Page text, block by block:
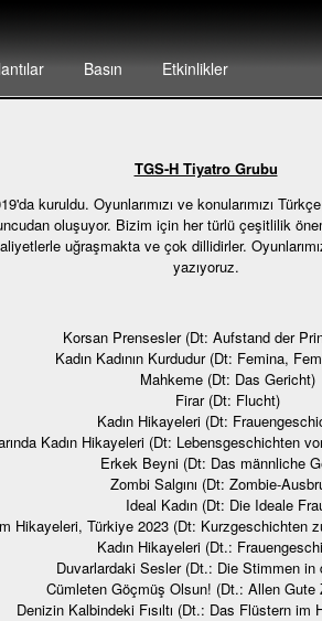
Basın Etkinlikler
TGS-H Tiyatro Grubu
kuruldu. Oyunlarımızı ve konularımızı
oluşuyor. Bizim için her türlü çeşitlilik
uğraşmakta ve çok dillidirler.
yazıyoruz.
Korsan Prensesler (Dt: Aufstand der
Kadın Kadının Kurdudur (Dt: Femina,
Mahkeme (Dt: Das Gericht)
Firar (Dt: Flucht)
Kadın Hikayeleri (Dt:
Kadın Hikayeleri (Dt: Lebensgeschichten
Erkek Beyni (Dt: Das männliche
Zombi Salgını (Dt: Zombie-
Ideal Kadın (Dt: Die Ideale
Hikayeleri, Türkiye 2023 (Dt: Kurzgeschichten
Kadın Hikayeleri (Dt.:
Duvarlardaki Sesler (Dt.: Die Stimmen in
Cümleten Göçmüş Olsun! (Dt.: Allen Gute
Denizin Kalbindeki Fısıltı (Dt.: Das Flüstern im